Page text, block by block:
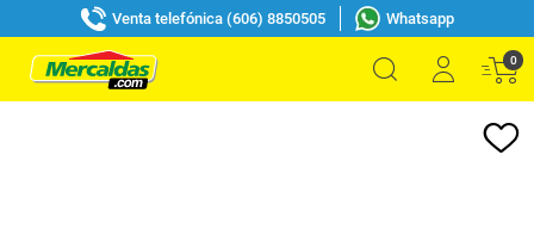
Venta telefónica (606) 8850505 Whatsapp
0